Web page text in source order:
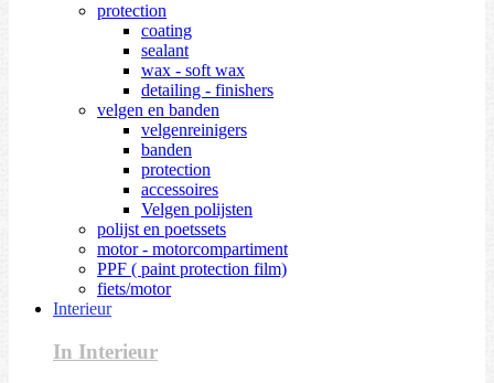
protection
coating
sealant
wax - soft wax
detailing - finishers
velgen en banden
velgenreinigers
banden
protection
accessoires
Velgen polijsten
polijst en poetssets
motor - motorcompartiment
PPF ( paint protection film)
fiets/motor
Interieur
In Interieur